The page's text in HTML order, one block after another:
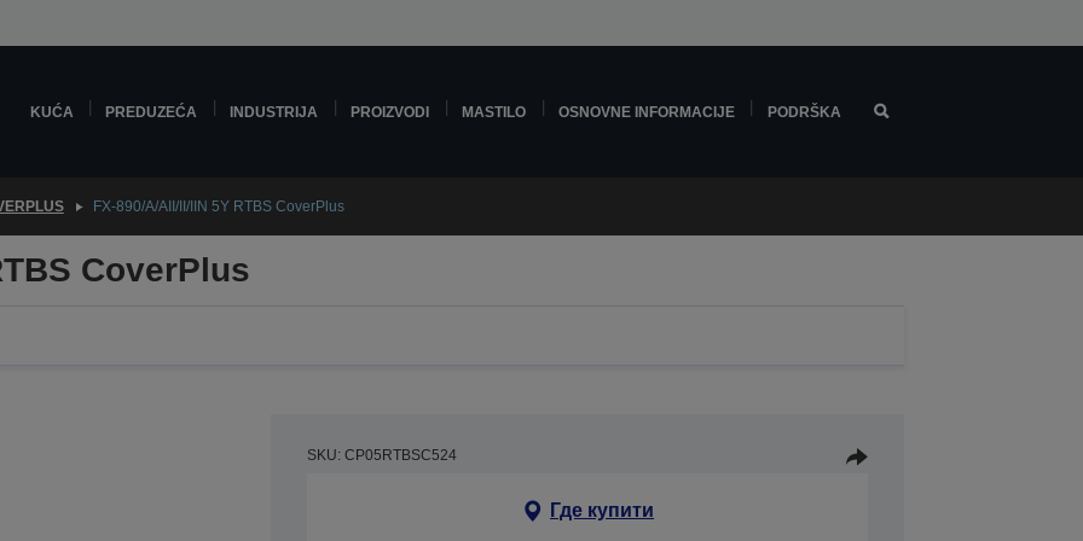
KUĆA PREDUZEĆA INDUSTRIJA PROIZVODI MASTILO OSNOVNE INFORMACIJE PODRŠKA
FX-890/A/AII/II/IIN 5Y RTBS CoverPlus
CoverPlus
SKU: CP05RTBSC524
Где купити